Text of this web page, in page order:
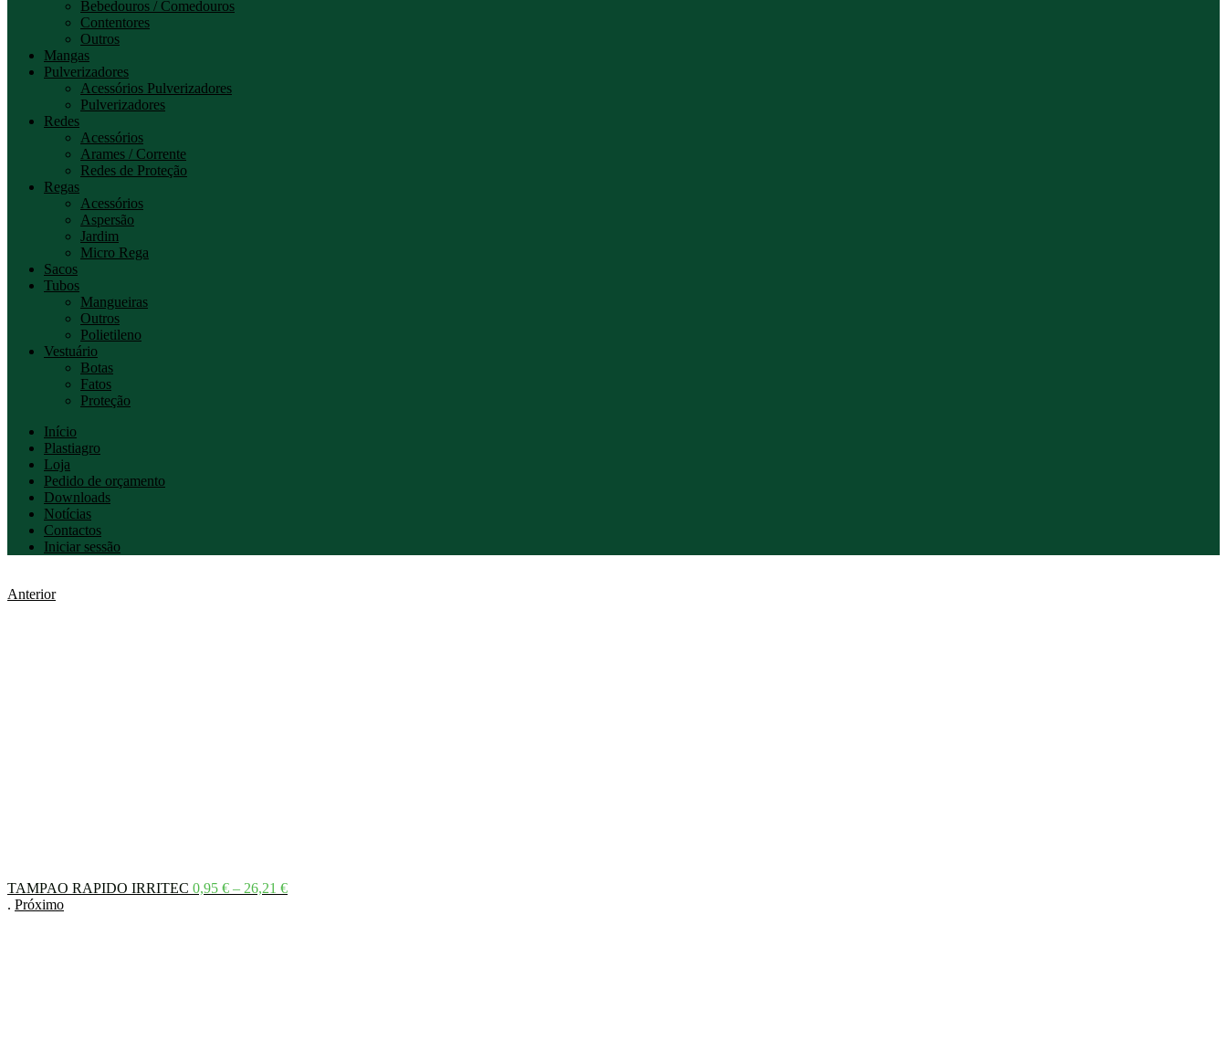
Bebedouros / Comedouros
Contentores
Outros
Mangas
Pulverizadores
Acessórios Pulverizadores
Pulverizadores
Redes
Acessórios
Arames / Corrente
Redes de Proteção
Regas
Acessórios
Aspersão
Jardim
Micro Rega
Sacos
Tubos
Mangueiras
Outros
Polietileno
Vestuário
Botas
Fatos
Proteção
Início
Plastiagro
Loja
Pedido de orçamento
Downloads
Notícias
Contactos
Iniciar sessão
Anterior
TAMPAO RAPIDO IRRITEC 0,95 € – 26,21 €Price
. Próximo